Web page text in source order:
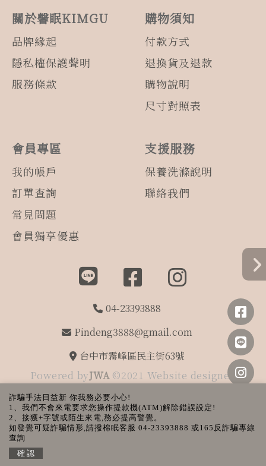
關於馨眠KIMGU
品牌緣起
隱私權保護聲明
服務條款
購物須知
付款方式
退換貨及退款
購物說明
尺寸對照表
會員專區
我的帳戶
訂單查詢
常見問題
會員獨享優惠
支援服務
保養洗滌說明
聯絡我們
04-23393888
Pindeng3888@gmail.com
台中市霧峰區民主街63號
Powered byJWA©2021 Website designed
by THADV
管理員登錄
詐騙手法日益新 你我務必要小心!
1、我們不會來電要求您操作提款機(ATM)解除錯誤設定!
2、接獲+字號或陌生來電,務必提高警覺。
如發覺可疑詐騙情形,請撥棉眠客服 04-23393888 或165反詐騙專線
查詢
確 認